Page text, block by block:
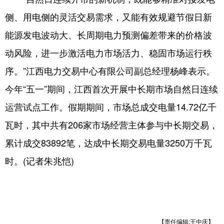
山东 河南 湖北 湖南
广东 广西 海南 重庆
陕西 甘肃 青海 宁夏
新疆 内蒙古 黑龙江
多语种频道
English Español Français عربى
Русский язык
侧、用电侧的灵活交易需求，又能有效规避节假日新
能源发电波动大、长周期电力预测偏差带来的价格波
动风险，进一步激活电力市场活力、稳固市场运行秩
序。”江西电力交易中心有限公司副总经理杨峰表示。
今年“五一”期间，江西首次开展中长期市场自然日连续
运营试点工作。假期期间，市场总成交电量14.72亿千
瓦时，其中共有206家市场经营主体参与中长期交易，
累计成交83892笔，达成中长期交易电量3250万千瓦
时。(记者朱兆恺)
【责任编辑:王中庆】